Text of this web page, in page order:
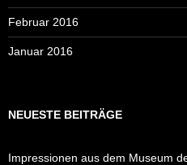
Februar 2016
Januar 2016
NEUESTE BEITRÄGE
Impressionen aus dem Museum